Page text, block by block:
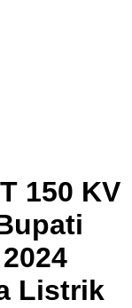
150 KV
Listrik